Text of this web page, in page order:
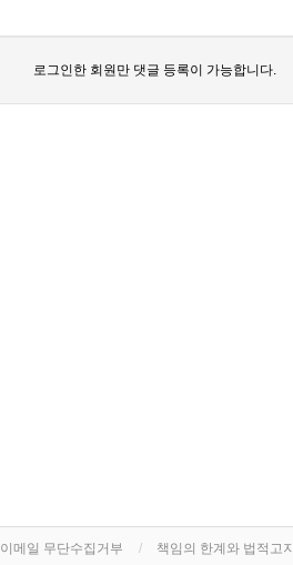
로그인한 회원만 댓글 등록이 가능합니다.
이메일 무단수집거부 책임의 한계와 법적고지